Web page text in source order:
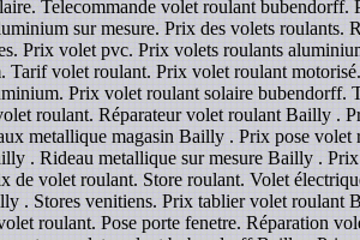
Telecommande volet roulant bubendorff.
sur mesure. Prix des volets roulants.
Prix volet pvc. Prix volets roulants
volet roulant. Prix volet roulant
Prix volet roulant solaire bubendorff.
roulant. Réparateur volet roulant Bailly .
metallique magasin Bailly . Prix pose
. Rideau metallique sur mesure Bailly .
de volet roulant. Store roulant. Volet
. Stores venitiens. Prix tablier volet roulant
roulant. Pose porte fenetre. Réparation